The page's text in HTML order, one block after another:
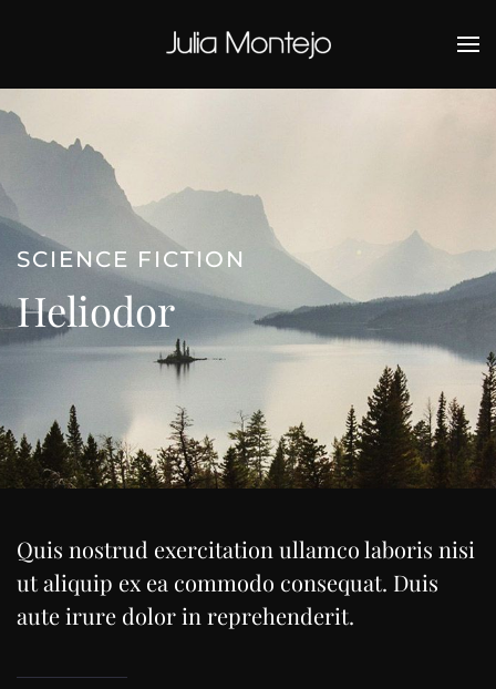
Ir al contenido principal
SCIENCE FICTION
Heliodor
Quis nostrud exercitation ullamco laboris nisi
ut aliquip ex ea commodo consequat. Duis
aute irure dolor in reprehenderit.